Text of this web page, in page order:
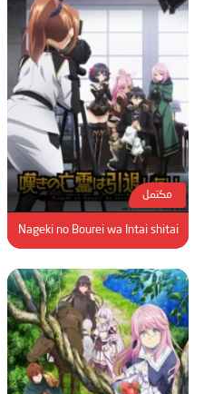
مكتمل
Nageki no Bourei wa Intai shitai